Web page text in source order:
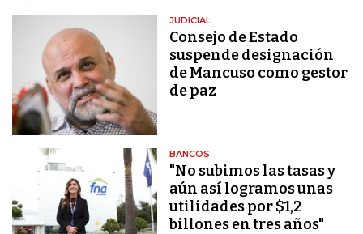
JUDICIAL
Consejo de Estado
suspende designación
de Mancuso como gestor
de paz
BANCOS
"No subimos las tasas y
aún así logramos unas
utilidades por $1,2
billones en tres años"